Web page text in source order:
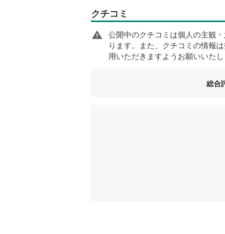
クチコミ
公開中のクチコミは個人の主観
ります。また、クチコミの情報
用いただきますようお願いいたし
総合